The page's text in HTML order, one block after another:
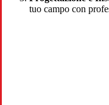
tuo campo con